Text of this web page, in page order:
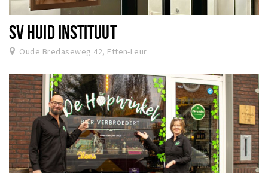
SV HUID INSTITUUT
Oude Bredaseweg 42, Etten-Leur